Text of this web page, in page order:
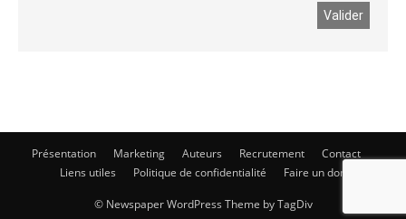
Présentation Marketing Auteurs Recrutement
Contact
Liens utiles
Politique de confidentialité Faire un don
© Newspaper WordPress Theme by TagDiv